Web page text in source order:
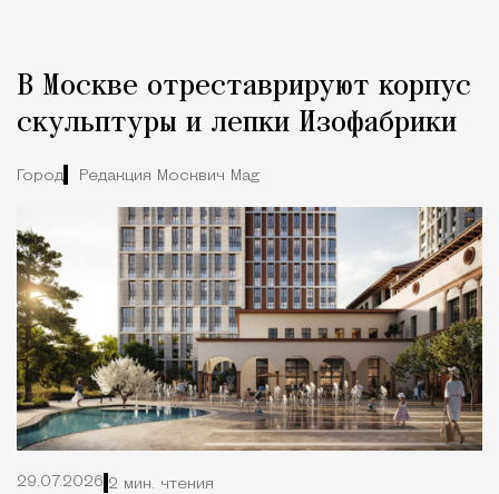
В Москве отреставрируют корпус
скульптуры и лепки Изофабрики
Город Редакция Москвич Mag
29.07.2026 2 мин. чтения